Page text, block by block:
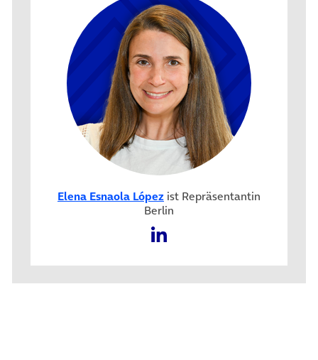
Elena Esnaola López ist Repräsentantin
Berlin